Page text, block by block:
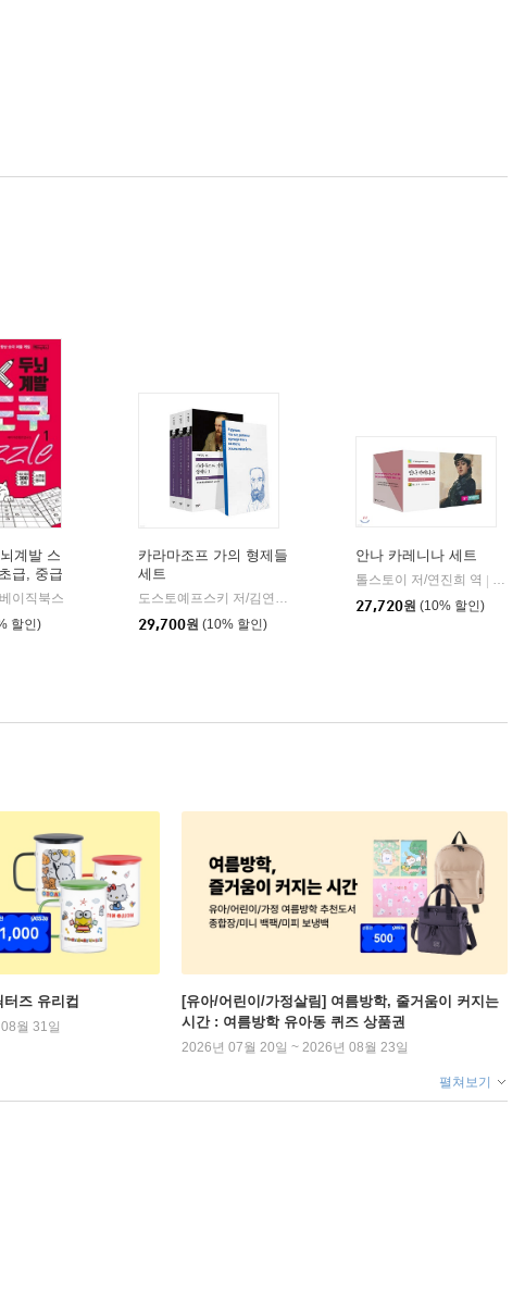
계발 스
급, 중급
베이직북스
할인)
카라마조프 가의 형제들
세트
도스토예프스키 저/김연경 역
29,700원 (10% 할인)
안나 카레니나 세트
톨스토이 저/연진희 역
민음사
27,720원 (10% 할인)
즈 유리컵
월 31일
[유아/어린이/가정살림] 여름방학, 줄거움이 커지는
시간 : 여름방학 유아동 퀴즈 상품권
2026년 07월 20일 ~ 2026년 08월 23일
펼쳐보기